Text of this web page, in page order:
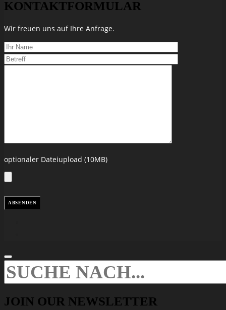
KONTAKTFORMULAR
Wir freuen uns auf Ihre Anfrage.
optionaler Dateiupload (10MB)
JOIN OUR NEWSLETTER